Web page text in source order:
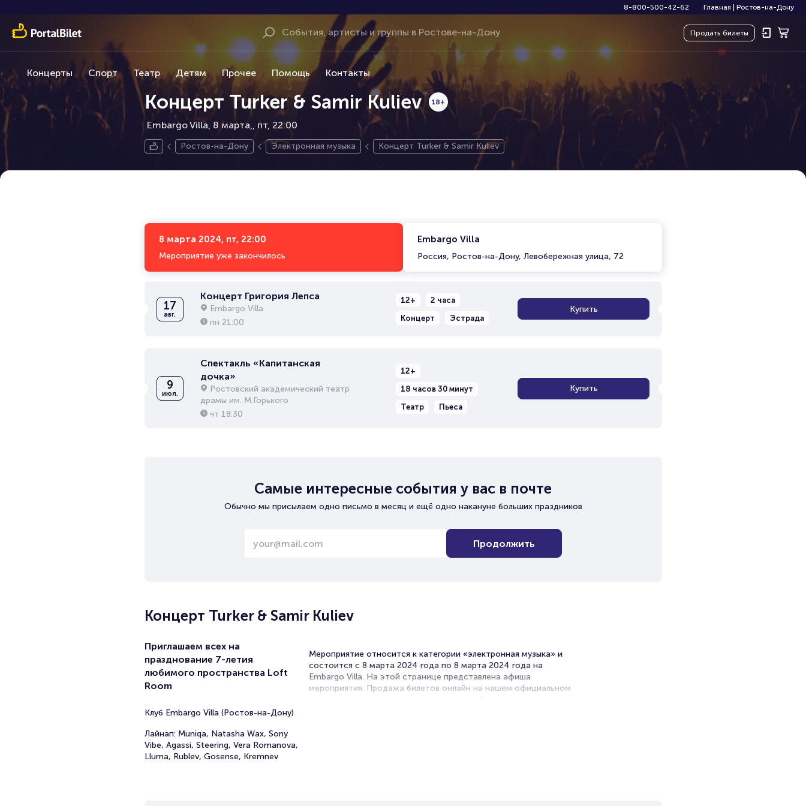
8-800-500-42-62 Главная Ростов-на-Дону
Продать билеты
Концерты Спорт Театр Детям Прочее Помощь Контакты
Концерт Turker & Samir Kuliev
Embargo Villa, 8 марта,
18+
пт, 22:00
Ростов-на-Дону Электронная музыка Концерт Turker & Samir Kuliev
8 марта 2024, пт, 22:00
Мероприятие уже закончилось
Embargo Villa
Россия, Ростов-на-Дону, Левобережная улица, 72
17
авг.
Концерт Григория Лепса
Embargo Villa
пн 21:00
12+
2 часа
Концерт
Эстрада
Купить
9
июл.
Спектакль «Капитанская
дочка»
Ростовский академический театр
драмы им. М.Горького
чт 18:30
12+
18 часов 30 минут
Театр
Пьеса
Купить
Самые интересные события у вас в почте
Обычно мы присылаем одно письмо в месяц и ещё одно накануне больших праздников
Продолжить
Концерт Turker & Samir Kuliev
Приглашаем всех на
празднование 7-летия
любимого пространства Loft
Room
Клуб Embargo Villa (Ростов-на-Дону)
Лайнап: Muniqa, Natasha Wax, Sony
Vibe, Agassi, Steering, Vera Romanova,
Lluma, Rublev, Gosense, Kremnev
Мероприятие относится к категории «электронная музыка» и
состоится с 8 марта 2024 года по 8 марта 2024 года на
Embargo Villa. На этой странице представлена афиша
мероприятия. Продажа билетов онлайн на нашем официальном